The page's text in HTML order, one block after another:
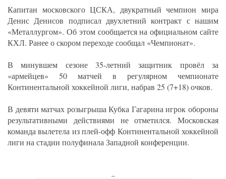
Капитан московского ЦСКА, двукратный чемпион мира
Денис Денисов подписал двухлетний контракт с нашим
«Металлургом». Об этом сообщается на официальном сайте
КХЛ. Ранее о скором переходе сообщал «Чемпионат».
В минувшем сезоне 35-летний защитник провёл за
«армейцев» 50 матчей в регулярном чемпионате
Континентальной хоккейной лиги, набрав 25 (7+18) очков.
В девяти матчах розыгрыша Кубка Гагарина игрок обороны
результативными действиями не отметился. Московская
команда вылетела из плей-офф Континентальной хоккейной
лиги на стадии полуфинала Западной конференции.